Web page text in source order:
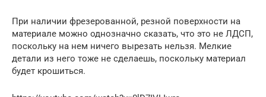
При наличии фрезерованной, резной поверхности на
материале можно однозначно сказать, что это не ЛДСП,
поскольку на нем ничего вырезать нельзя. Мелкие
детали из него тоже не сделаешь, поскольку материал
будет крошиться.